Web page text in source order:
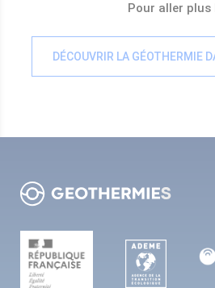
Pour aller plus
DÉCOUVRIR LA GÉOTHERMIE